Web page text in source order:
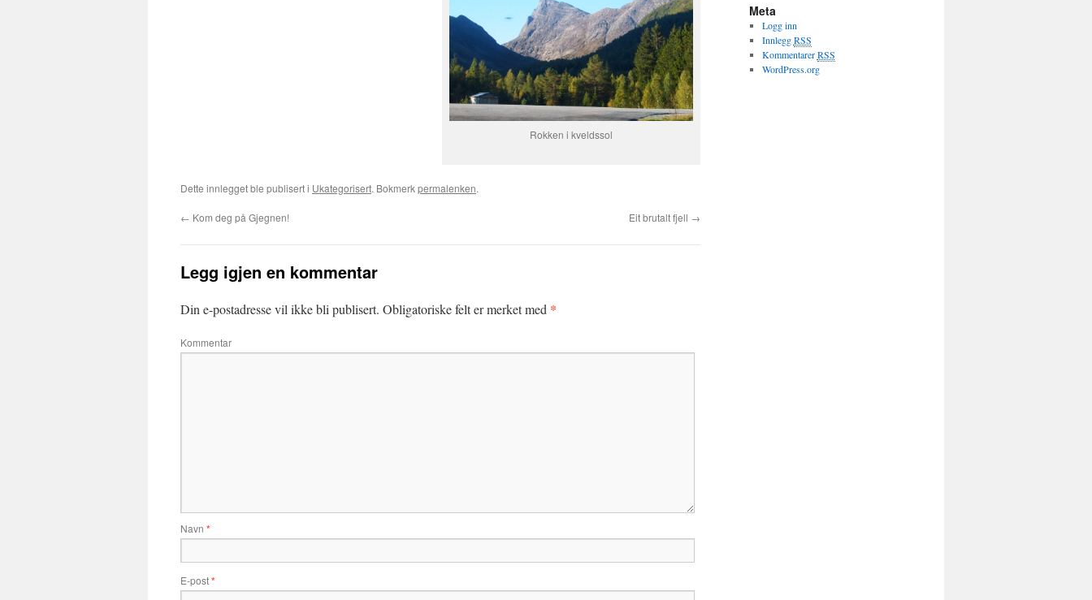
Rokken i kveldssol
Dette innlegget ble publisert i Ukategorisert. Bokmerkpermalenken.
← Kom deg på Gjegnen! Eit brutalt fjell →
Legg igjen en kommentar
Din e-postadresse vil ikke bli publisert. Obligatoriske felt er merket med *
Kommentar
Navn *
E-post*
Meta
Logg inn
InnleggRSS
KommentarerRSS
WordPress.org